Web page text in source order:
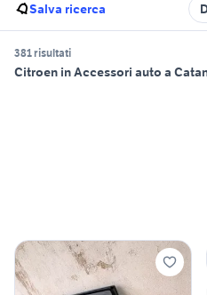
Salva ricerca
381 risultati
Citroen in Accessori auto a